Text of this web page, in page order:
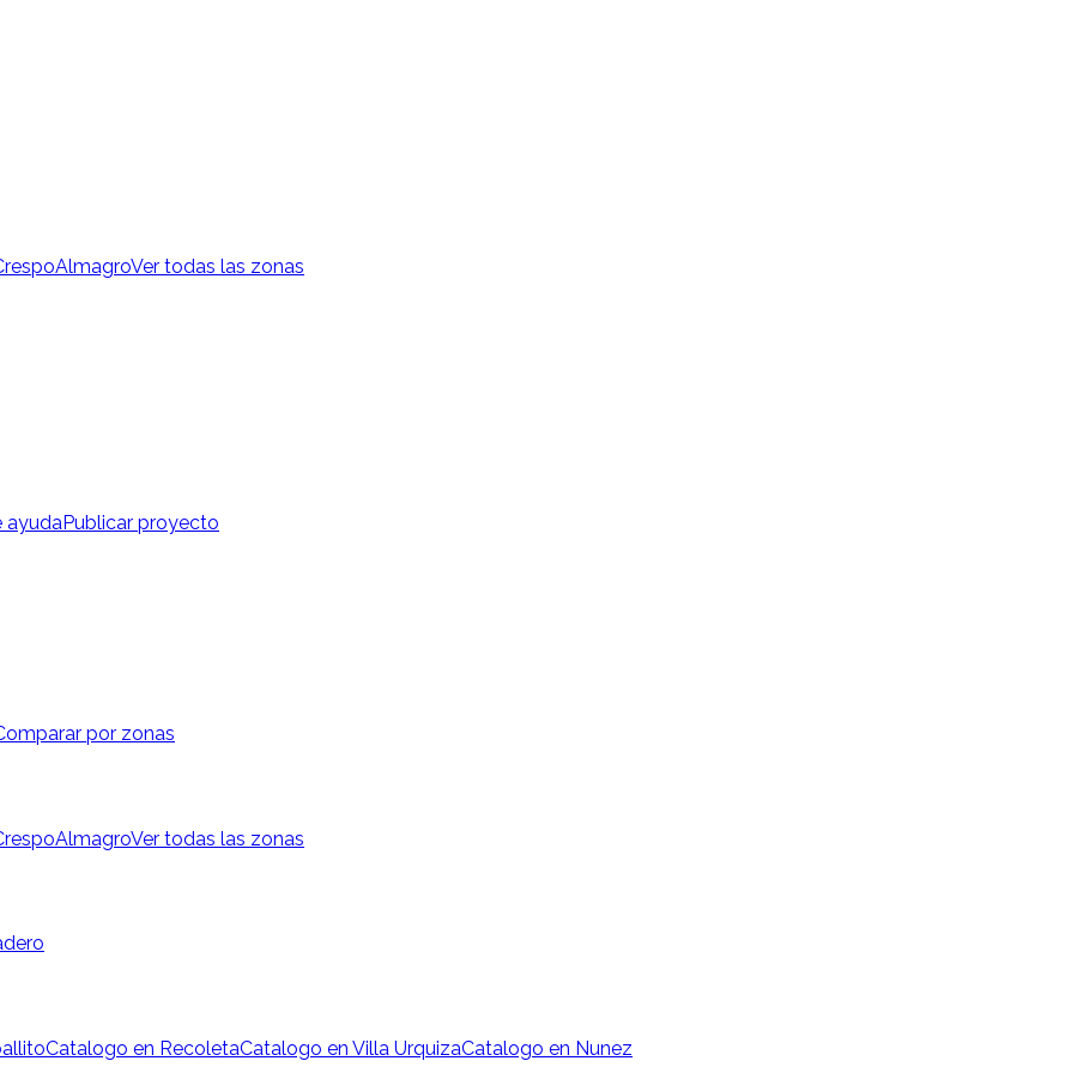
AlmagroVer todas las zonas
ayudaPublicar proyecto
por zonas
AlmagroVer todas las zonas
Catalogo en RecoletaCatalogo en Villa UrquizaCatalogo en Nunez